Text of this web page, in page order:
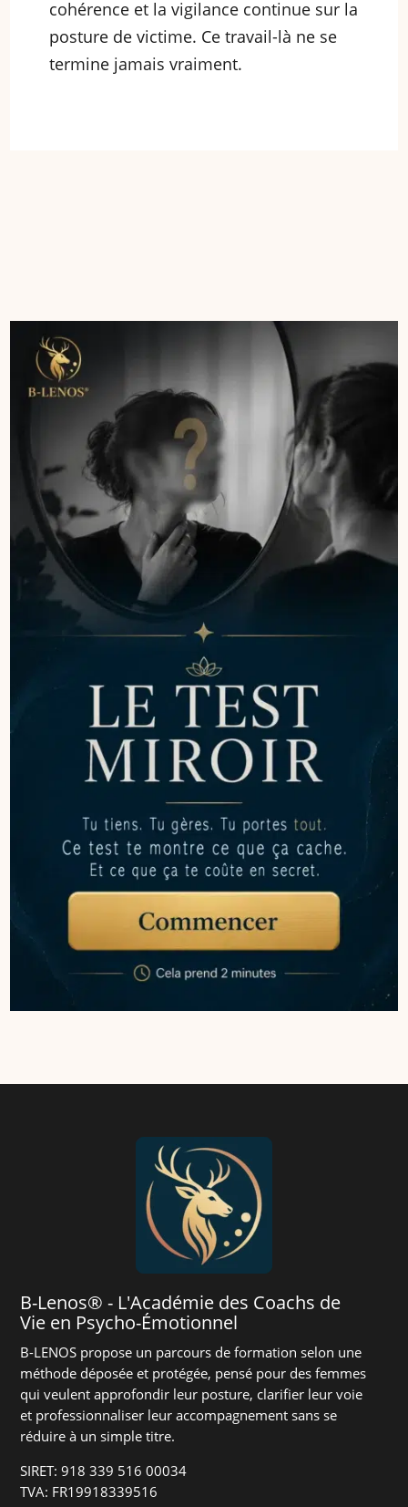
cohérence et la vigilance continue sur la
posture de victime. Ce travail-là ne se
termine jamais vraiment.
B-Lenos® - L'Académie des Coachs de
Vie en Psycho-Émotionnel
B-LENOS propose un parcours de formation selon une
méthode déposée et protégée, pensé pour des femmes
qui veulent approfondir leur posture, clarifier leur voie
et professionnaliser leur accompagnement sans se
réduire à un simple titre.
SIRET: 918 339 516 00034
TVA: FR19918339516